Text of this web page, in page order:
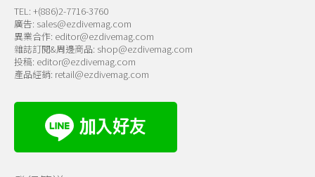
TEL: +(886)2-7716-3760
廣告: sales@ezdivemag.com
異業合作: editor@ezdivemag.com
雜誌訂閱&周邊商品: shop@ezdivemag.com
投稿: editor@ezdivemag.com
產品經銷: retail@ezdivemag.com